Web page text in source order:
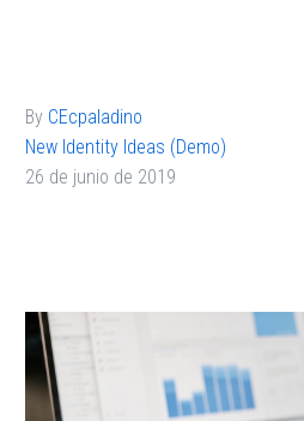
By CEcpaladino
New Identity Ideas (Demo)
26 de junio de 2019